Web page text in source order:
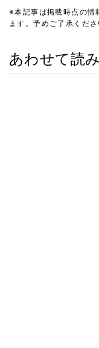
※本記事は掲載時点の情
ます。予めご了承くださ
あわせて読